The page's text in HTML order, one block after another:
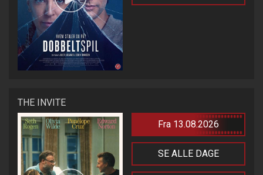
THE INVITE
Fra 13.08.2026
SE ALLE DAGE